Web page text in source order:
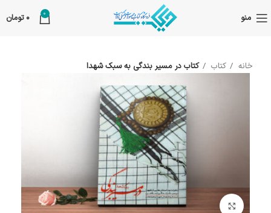
منو 0
0 تومان
خانه کتاب کتاب در مسیر بندگی به سبک شهدا
بزرگنمایی تصویر